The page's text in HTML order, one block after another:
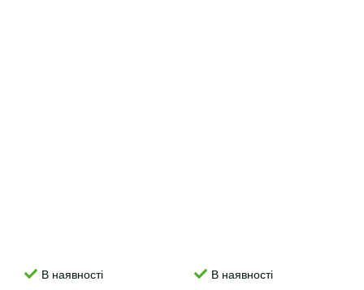
В наявності В наявності